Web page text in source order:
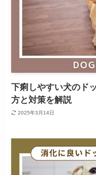
下痢しやすい犬のド
方と対策を解説
2025年3月14日